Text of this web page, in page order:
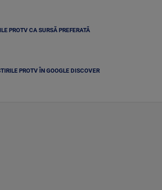
PROTV CA SURSĂ PREFERATĂ
PROTV ÎN GOOGLE DISCOVER